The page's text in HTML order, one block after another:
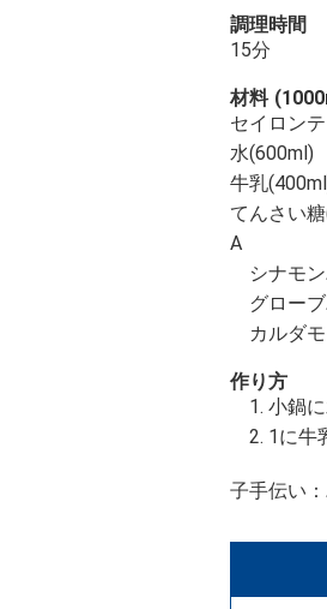
調理時間
15分
材料
セイロン
水(600ml)
牛乳
てんさい
A
シナモ
グロー
カルダ
作り方
小鍋
1に牛
子手伝い